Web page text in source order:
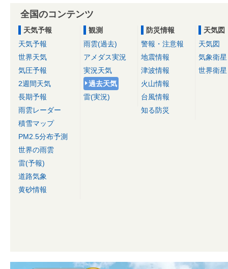
全国のコンテンツ
天気予報
天気予報
世界天気
気圧予報
2週間天気
長期予報
雨雲レーダー
積雪マップ
PM2.5分布予測
世界の雨雲
雷(予報)
道路気象
黄砂情報
観測
雨雲(過去)
アメダス実況
実況天気
過去天気
雷(実況)
防災情報
警報・注意報
地震情報
津波情報
火山情報
台風情報
知る防災
天気図
天気図
気象衛星
世界衛星